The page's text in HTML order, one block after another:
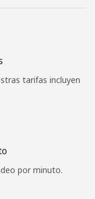
tarifas incluyen
por minuto.